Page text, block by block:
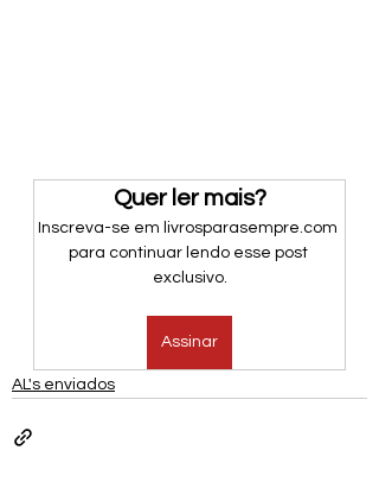
Quer ler mais?
Inscreva-se em livrosparasempre.com
para continuar lendo esse post
exclusivo.
Assinar
AL's enviados